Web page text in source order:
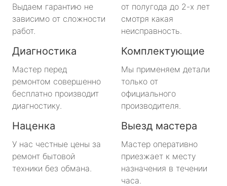
Выдаем гарантию не
зависимо от сложности
работ.
от полугода до 2-х лет
смотря какая
неисправность.
Диагностика
Мастер перед
ремонтом совершенно
бесплатно производит
диагностику.
Комплектующие
Мы применяем детали
только от
официального
производителя.
Наценка
У нас честные цены за
ремонт бытовой
техники без обмана.
Выезд мастера
Мастер оперативно
приезжает к месту
назначения в течении
часа.